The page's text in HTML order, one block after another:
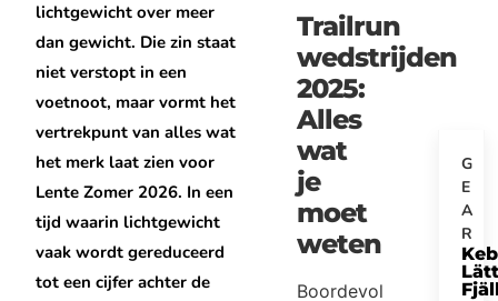
lichtgewicht over meer
dan gewicht. Die zin staat
niet verstopt in een
voetnoot, maar vormt het
vertrekpunt van alles wat
het merk laat zien voor
Lente Zomer 2026. In een
tijd waarin lichtgewicht
vaak wordt gereduceerd
tot een cijfer achter de
Trailrun
wedstrijden
2025:
Alles
wat
je
moet
weten
Boordevol
G
E
A
R
Keb